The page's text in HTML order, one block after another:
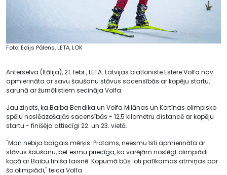
Foto: Edijs Pālens, LETA, LOK
Anterselva (Itālija), 21. febr., LETA. Latvijas biatloniste Estere Volfa nav
apmierināta ar savu šaušanu stāvus sacensībās ar kopēju startu,
sarunā ar žurnālistiem secināja Volfa.
Jau ziņots, ka Baiba Bendika un Volfa Milānas un Kortīnas olimpisko
spēļu noslēdzošajās sacensībās - 12,5 kilometru distancē ar kopēju
startu - finišēja attiecīgi 22. un 23. vietā.
"Man nebija baigais mērķis. Protams, neesmu īsti apmierināta ar
stāvus šaušanu, bet esmu priecīga, ka varējām noslēgt olimpiādi
kopā ar Baibu finiša taisnē. Kopumā būs ļoti patīkamas atmiņas par
šo olimpiādi," teica Volfa.